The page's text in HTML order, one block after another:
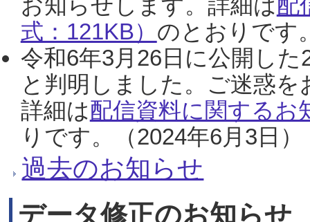
式：121KB） のとおりです
令和6年3月26日に公開し
と判明しました。ご迷惑
詳細は配信資料に関するお
りです。（2024年6月3日）
過去のお知らせ
データ修正のお知らせ